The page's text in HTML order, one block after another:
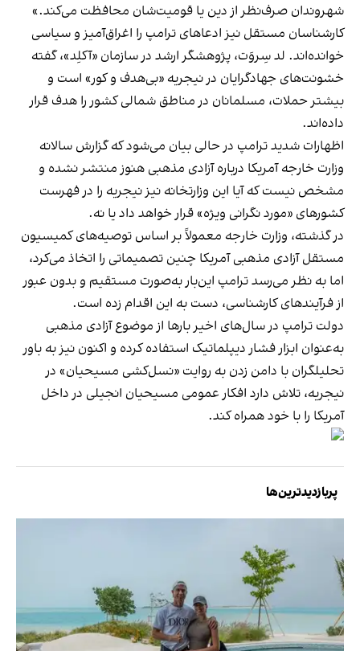
شهروندان صرف‌نظر از دین یا قومیت‌شان محافظت می‌کند.»
کارشناسان مستقل نیز ادعاهای ترامپ را اغراق‌آمیز و سیاسی
خوانده‌اند. لد سِروَت، پژوهشگر ارشد در سازمان «آکلِد»، گفته
خشونت‌های جهادگرایان در نیجریه «بی‌هدف و کور» است و
بیشتر حملات، مسلمانان در مناطق شمالی کشور را هدف قرار
داده‌اند.
اظهارات شدید ترامپ در حالی بیان می‌شود که گزارش سالانه
وزارت خارجه آمریکا درباره آزادی مذهبی هنوز منتشر نشده و
مشخص نیست که آیا این وزارتخانه نیز نیجریه را در فهرست
کشور‌های «مورد نگرانی ویژه» قرار خواهد داد یا نه.
در گذشته، وزارت خارجه معمولاً بر اساس توصیه‌های کمیسیون
مستقل آزادی مذهبی آمریکا چنین تصمیماتی را اتخاذ می‌کرد،
اما به نظر می‌رسد ترامپ این‌بار به‌صورت مستقیم و بدون عبور
از فرآیندهای کارشناسی، دست به این اقدام زده است.
دولت ترامپ در سال‌های اخیر بارها از موضوع آزادی مذهبی
به‌عنوان ابزار فشار دیپلماتیک استفاده کرده و اکنون نیز به باور
تحلیلگران با دامن زدن به روایت «نسل‌کشی مسیحیان» در
نیجریه، تلاش دارد افکار عمومی مسیحیان انجیلی در داخل
آمریکا را با خود همراه کند.
پربازدیدترین‌ها